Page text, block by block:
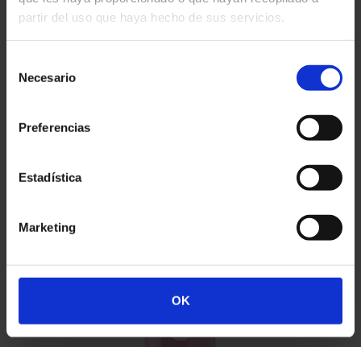
partir del uso que haya hecho de sus servicios.
Necesario
Preferencias
Estadística
Marketing
OK
por los rayos UV.